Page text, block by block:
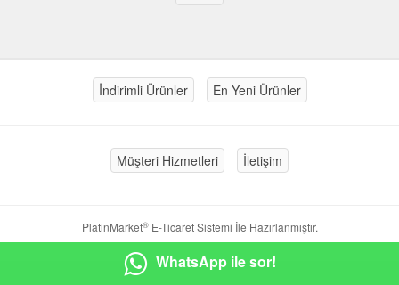
İndirimli Ürünler En Yeni Ürünler
Müşteri Hizmetleri İletişim
PlatinMarket®E-Ticaret Sistemi İle Hazırlanmıştır.
WhatsApp ile sor!